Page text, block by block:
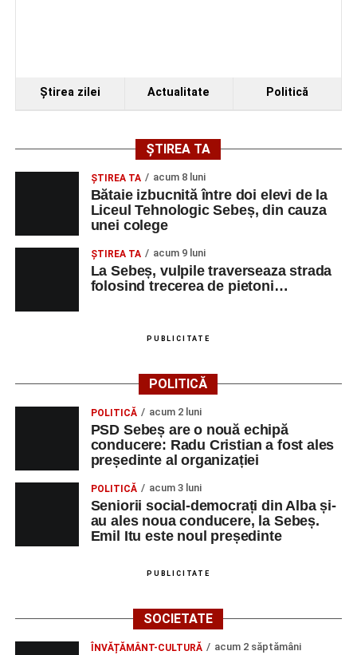
Ştirea zilei Actualitate Politică
ȘTIREA TA
ŞTIREA TA acum 8 luni
Bătaie izbucnită între doi elevi de la
Liceul Tehnologic Sebeș, din cauza
unei colege
ŞTIREA TA acum 9 luni
La Sebeș, vulpile traverseaza strada
folosind trecerea de pietoni…
PUBLICITATE
POLITICĂ
POLITICĂ acum 2 luni
PSD Sebeș are o nouă echipă
conducere: Radu Cristian a fost ales
președinte al organizației
POLITICĂ acum 3 luni
Seniorii social-democrați din Alba și-
au ales noua conducere, la Sebeș.
Emil Itu este noul președinte
PUBLICITATE
SOCIETATE
ÎNVĂȚĂMÂNT-CULTURĂ acum 2 săptămâni